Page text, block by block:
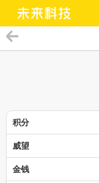
积分
威望
金钱